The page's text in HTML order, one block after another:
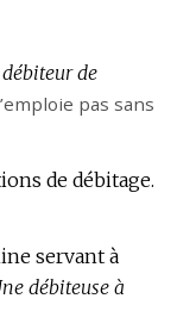
de
pas sans
de débitage.
servant à
débiteuse à